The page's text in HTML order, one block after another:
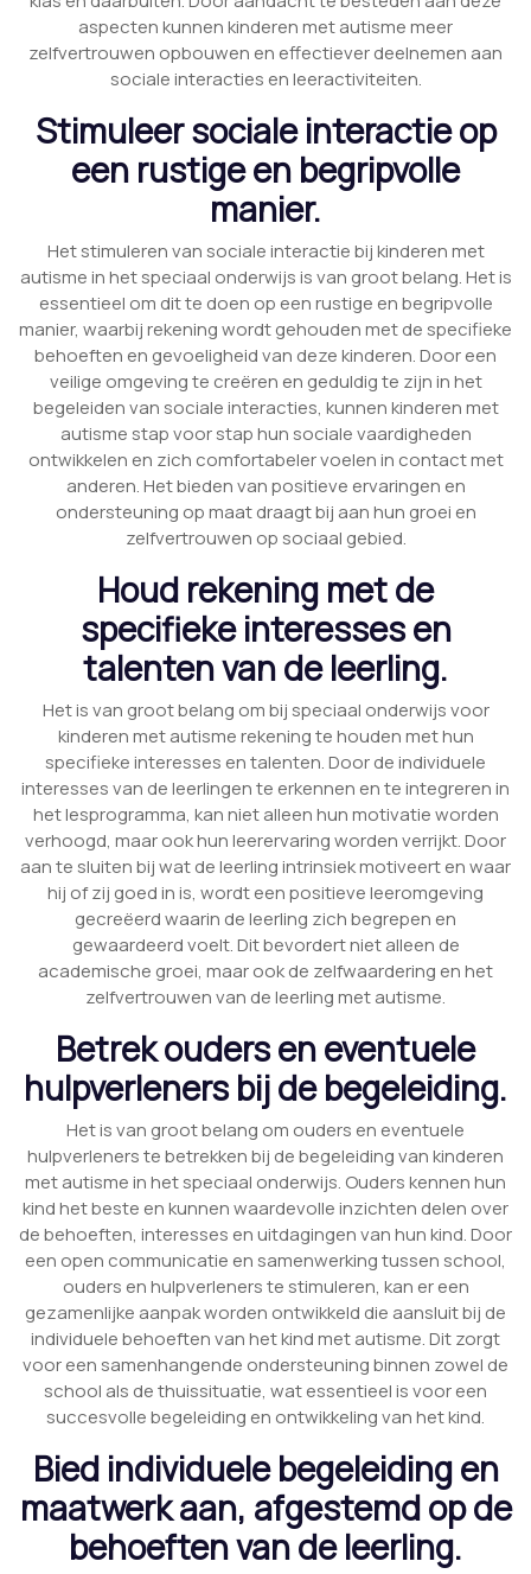
aspecten kunnen kinderen met autisme meer
zelfvertrouwen opbouwen en effectiever deelnemen aan
sociale interacties en leeractiviteiten.
Stimuleer sociale interactie op
een rustige en begripvolle
manier.
Het stimuleren van sociale interactie bij kinderen met
autisme in het speciaal onderwijs is van groot belang. Het is
essentieel om dit te doen op een rustige en begripvolle
manier, waarbij rekening wordt gehouden met de specifieke
behoeften en gevoeligheid van deze kinderen. Door een
veilige omgeving te creëren en geduldig te zijn in het
begeleiden van sociale interacties, kunnen kinderen met
autisme stap voor stap hun sociale vaardigheden
ontwikkelen en zich comfortabeler voelen in contact met
anderen. Het bieden van positieve ervaringen en
ondersteuning op maat draagt bij aan hun groei en
zelfvertrouwen op sociaal gebied.
Houd rekening met de
specifieke interesses en
talenten van de leerling.
Het is van groot belang om bij speciaal onderwijs voor
kinderen met autisme rekening te houden met hun
specifieke interesses en talenten. Door de individuele
interesses van de leerlingen te erkennen en te integreren in
het lesprogramma, kan niet alleen hun motivatie worden
verhoogd, maar ook hun leerervaring worden verrijkt. Door
aan te sluiten bij wat de leerling intrinsiek motiveert en waar
hij of zij goed in is, wordt een positieve leeromgeving
gecreëerd waarin de leerling zich begrepen en
gewaardeerd voelt. Dit bevordert niet alleen de
academische groei, maar ook de zelfwaardering en het
zelfvertrouwen van de leerling met autisme.
Betrek ouders en eventuele
hulpverleners bij de begeleiding.
Het is van groot belang om ouders en eventuele
hulpverleners te betrekken bij de begeleiding van kinderen
met autisme in het speciaal onderwijs. Ouders kennen hun
kind het beste en kunnen waardevolle inzichten delen over
de behoeften, interesses en uitdagingen van hun kind. Door
een open communicatie en samenwerking tussen school,
ouders en hulpverleners te stimuleren, kan er een
gezamenlijke aanpak worden ontwikkeld die aansluit bij de
individuele behoeften van het kind met autisme. Dit zorgt
voor een samenhangende ondersteuning binnen zowel de
school als de thuissituatie, wat essentieel is voor een
succesvolle begeleiding en ontwikkeling van het kind.
Bied individuele begeleiding en
maatwerk aan, afgestemd op de
behoeften van de leerling.